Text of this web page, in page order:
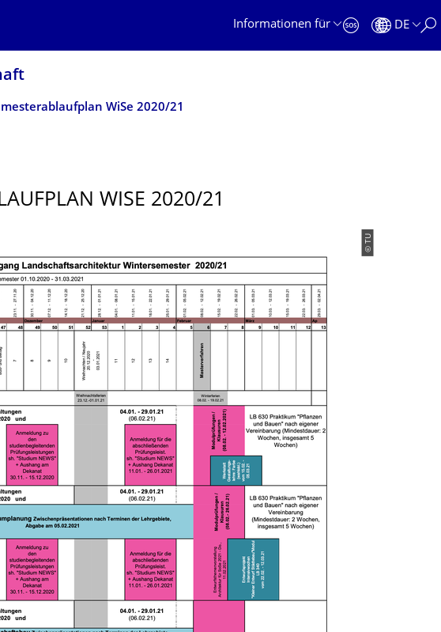
Informationen für
DE
WiSe 2020/21
WISE 2020/21
© TU